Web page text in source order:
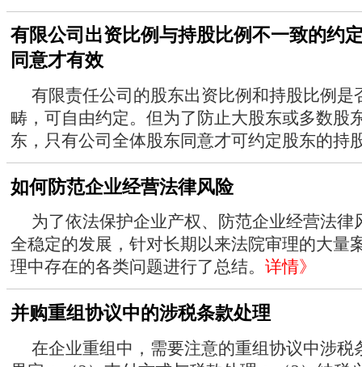
有限公司出资比例与持股比例不一致的约
同意才有效
有限责任公司的股东出资比例和持股比例
畴，可自由约定。但为了防止大股东或多数股
东，只有公司全体股东同意才可约定股东的持
如何防范企业经营法律风险
为了依法保护企业产权、防范企业经营法
全稳定的发展，针对长期以来法院审理的大量
理中存在的各类问题进行了总结。 详情》
并购重组协议中的涉税条款处理
在企业重组中，需要注意的重组协议中涉税